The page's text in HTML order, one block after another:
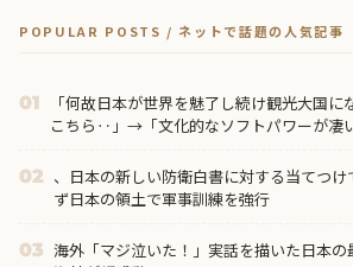
POPULAR POSTS / ネットで話題の人気記事
01
「何故日本が世界を魅了し続け観光大国
こちら‥」→「文化的なソフトパワーが凄
02 、日本の新しい防衛白書に対する当てつ
ず日本の領土で軍事訓練を強行
03 海外「マジ泣いた！」実話を描いた日本